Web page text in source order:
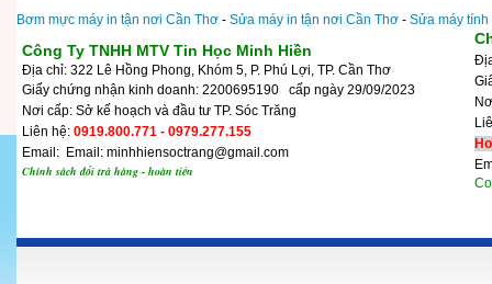
Bơm mực máy in tận nơi Cần Thơ - Sửa máy in tận nơi Cần Thơ - Sửa máy
Công Ty TNHH MTV Tin Học Minh Hiền
Địa chỉ: 322 Lê Hồng Phong, Khóm 5, P. Phú Lợi, TP. Cần Thơ
Giấy chứng nhận kinh doanh: 2200695190 cấp ngày 29/09/2023
Nơi cấp: Sở kế hoạch và đầu tư TP. Sóc Trăng
Liên hệ: 0919.800.771 - 0979.277.155
Email: Email: minhhiensoctrang@gmail.com
Chính sách đổi trả hàng - hoàn tiền